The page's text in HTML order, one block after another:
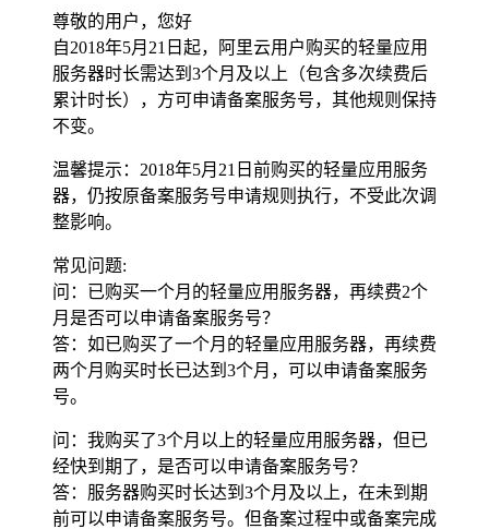
尊敬的用户，您好
自2018年5月21日起，阿里云用户购买的轻量应用
服务器时长需达到3个月及以上（包含多次续费后
累计时长），方可申请备案服务号，其他规则保持
不变。
温馨提示：2018年5月21日前购买的轻量应用服务
器，仍按原备案服务号申请规则执行，不受此次调
整影响。
常见问题:
问：已购买一个月的轻量应用服务器，再续费2个
月是否可以申请备案服务号？
答：如已购买了一个月的轻量应用服务器，再续费
两个月购买时长已达到3个月，可以申请备案服务
号。
问：我购买了3个月以上的轻量应用服务器，但已
经快到期了，是否可以申请备案服务号？
答：服务器购买时长达到3个月及以上，在未到期
前可以申请备案服务号。但备案过程中或备案完成